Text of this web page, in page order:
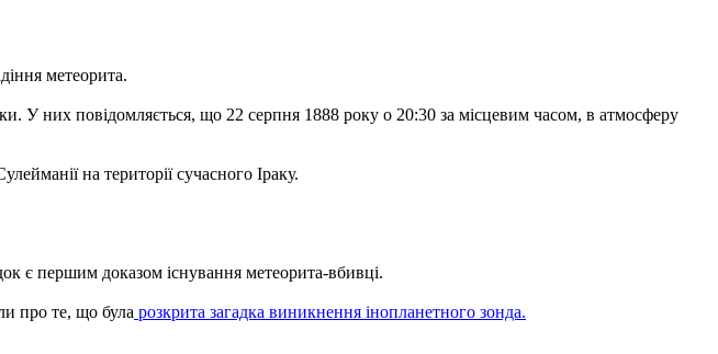
метеорита.
У них повідомляється, що 22 серпня 1888 року о 20:30 за місцевим часом, в атмосферу
на території сучасного Іраку.
є першим доказом існування метеорита-вбивці.
про те, що була розкрита загадка виникнення інопланетного зонда.